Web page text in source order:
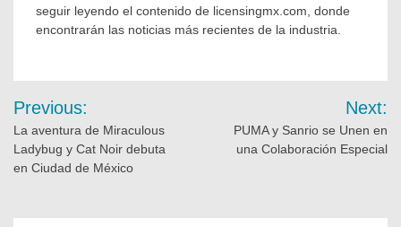
seguir leyendo el contenido de licensingmx.com, donde
encontrarán las noticias más recientes de la industria.
Previous:
La aventura de Miraculous
Ladybug y Cat Noir debuta
en Ciudad de México
Next:
PUMA y Sanrio se Unen en
una Colaboración Especial